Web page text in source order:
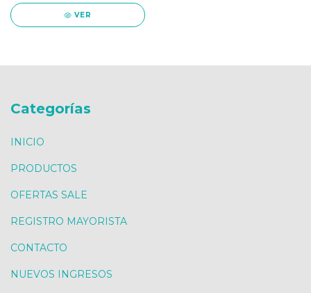
VER
Categorías
INICIO
PRODUCTOS
OFERTAS SALE
REGISTRO MAYORISTA
CONTACTO
NUEVOS INGRESOS